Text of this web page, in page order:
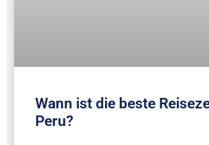
Wann ist die beste
Peru?